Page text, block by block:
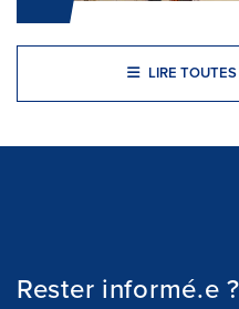
LIRE
Rester informé.e ?